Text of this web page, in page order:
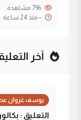
--منذ 24 ساعة
آخر
يوسف غزوان
التعليق :